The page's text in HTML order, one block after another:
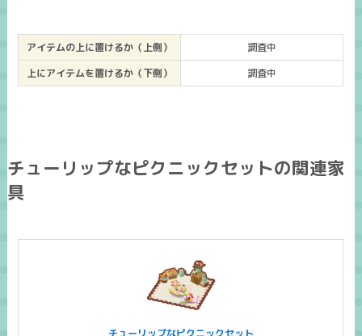
アイテムの上に置けるか（上側）
調査中
上にアイテムを置けるか（下側）
調査中
チューリップなピクニックセットの関連家
具
チューリップなピクニックセット